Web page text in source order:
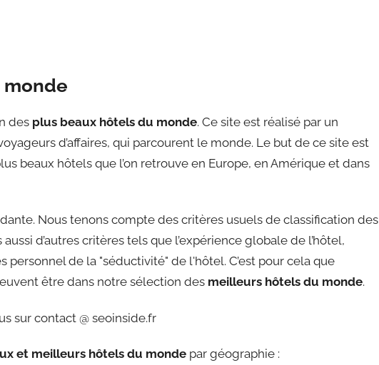
monde
des plus beaux hôtels du monde. Ce site est réalisé par un
d’affaires, qui parcourent le monde. Le but de ce site est
beaux hôtels que l’on retrouve en Europe, en Amérique et dans
Nous tenons compte des critères usuels de classification des
d’autres critères tels que l’expérience globale de l’hôtel,
de la "séductivité" de l'hôtel. C’est pour cela que
être dans notre sélection des meilleurs hôtels du monde.
sur contact @ seoinside.fr
et meilleurs hôtels du monde par géographie :